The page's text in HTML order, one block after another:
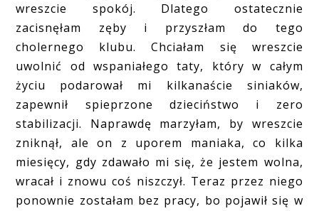
wreszcie spokój. Dlatego ostatecznie
zacisnęłam zęby i przyszłam do tego
cholernego klubu. Chciałam się wreszcie
uwolnić od wspaniałego taty, który w całym
życiu podarował mi kilkanaście siniaków,
zapewnił spieprzone dzieciństwo i zero
stabilizacji. Naprawdę marzyłam, by wreszcie
zniknął, ale on z uporem maniaka, co kilka
miesięcy, gdy zdawało mi się, że jestem wolna,
wracał i znowu coś niszczył. Teraz przez niego
ponownie zostałam bez pracy, bo pojawił się w